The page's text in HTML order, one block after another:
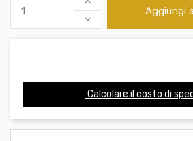
Aggiungi
Calcolare il costo di